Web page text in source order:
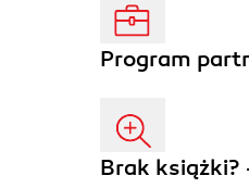
Program
Brak książki?